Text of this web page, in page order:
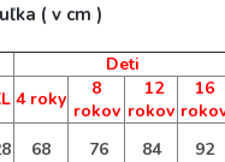
( v cm )
Deti
4 roky
8
rokov
12
rokov
16
68 76 84 92